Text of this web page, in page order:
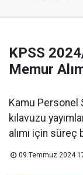
KPSS
Memur
Kamu Personel
kılavuzu
alımı için süreç
09 Temmuz 2024